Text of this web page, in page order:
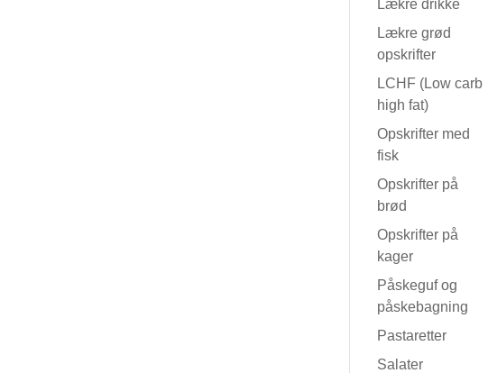
Lækre drikke
Lækre grød
opskrifter
LCHF (Low carb
high fat)
Opskrifter med
fisk
Opskrifter på
brød
Opskrifter på
kager
Påskeguf og
påskebagning
Pastaretter
Salater